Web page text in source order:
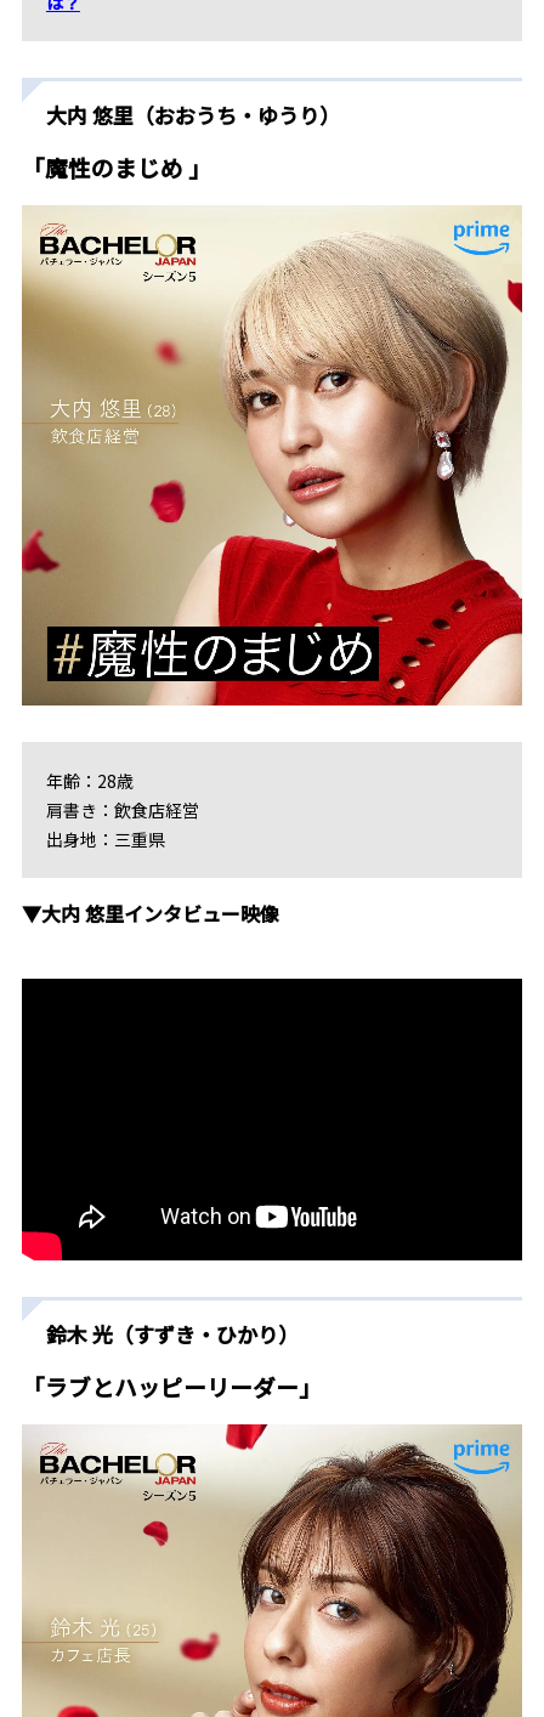
大内 悠里（おおうち・ゆうり）
「魔性のまじめ 」
年齢：28歳
肩書き：飲食店経営
出身地：三重県
▼大内 悠里インタビュー映像
鈴木 光（すずき・ひかり）
「ラブとハッピーリーダー」